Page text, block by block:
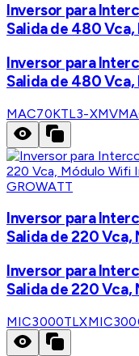
Inversor para
Salida de 480
Inversor para
Salida de 480
MAC70KTL3-XMV
GROWATT
Inversor para
Salida de 220
Inversor para
Salida de 220
MIC3000TLX